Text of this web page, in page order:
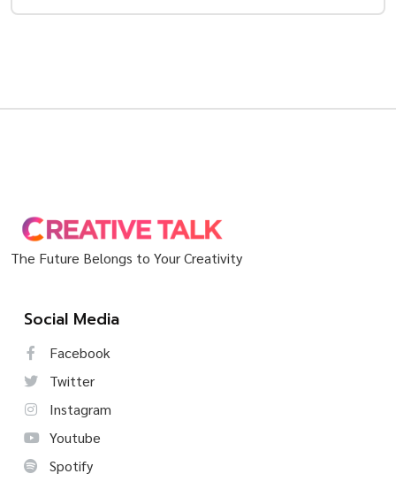
The Future Belongs to Your Creativity
Social Media
Facebook
Twitter
Instagram
Youtube
Spotify